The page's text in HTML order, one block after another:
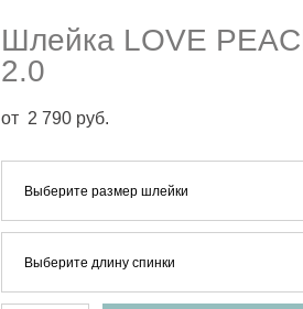
Шлейка LOVE
2.0
от 2 790 pуб.
Выберите размер шлейки
Выберите длину спинки